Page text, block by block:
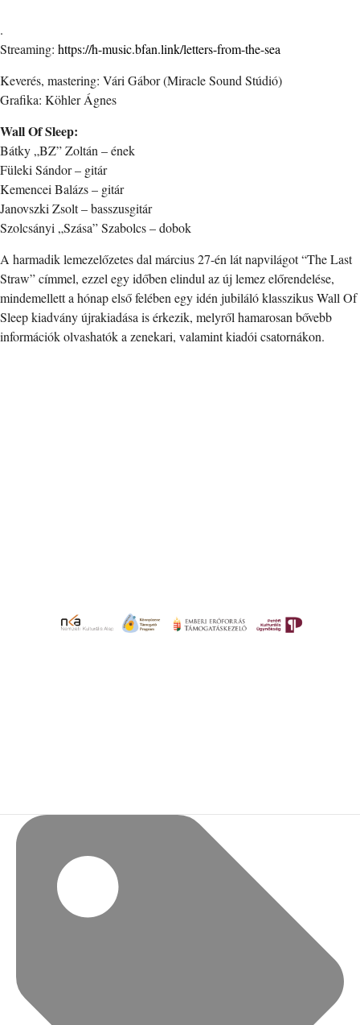
.
Streaming: https://h-music.bfan.link/letters-from-the-sea
Keverés, mastering: Vári Gábor (Miracle Sound Stúdió)
Grafika: Köhler Ágnes
Wall Of Sleep:
Bátky „BZ” Zoltán – ének
Füleki Sándor – gitár
Kemencei Balázs – gitár
Janovszki Zsolt – basszusgitár
Szolcsányi „Szása” Szabolcs – dobok
A harmadik lemezelőzetes dal március 27-én lát napvilágot “The Last
Straw” címmel, ezzel egy időben elindul az új lemez előrendelése,
mindemellett a hónap első felében egy idén jubiláló klasszikus Wall Of
Sleep kiadvány újrakiadása is érkezik, melyről hamarosan bővebb
információk olvashatók a zenekari, valamint kiadói csatornákon.